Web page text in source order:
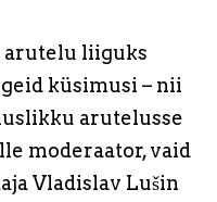
arutelu liiguks
küsimusi – nii
arutelusse
moderaator, vaid
Vladislav Lušin